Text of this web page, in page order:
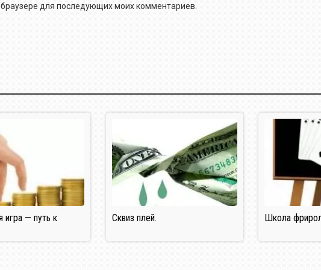
для последующих моих комментариев.
игра — путь к
Сквиз плей. Школа